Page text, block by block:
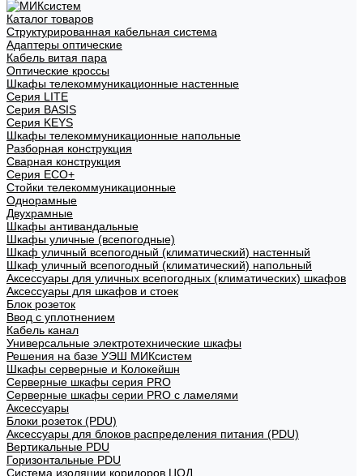
Каталог товаров
Структурированная кабельная система
Адаптеры оптические
Кабель витая пара
Оптические кроссы
Шкафы телекоммуникационные настенные
Cерия LITE
Cерия BASIS
Cерия KEYS
Шкафы телекоммуникационные напольные
Разборная конструкция
Сварная конструкция
Серия ECO+
Стойки телекоммуникационные
Однорамные
Двухрамные
Шкафы антивандальные
Шкафы уличные (всепогодные)
Шкаф уличный всепогодный (климатический) настенный
Шкаф уличный всепогодный (климатический) напольный
Аксессуары для уличных всепогодных (климатических) шкафов
Аксессуары для шкафов и стоек
Блок розеток
Ввод с уплотнением
Кабель канал
Универсальные электротехнические шкафы
Решения на базе УЭШ МИКсистем
Шкафы серверные и Колокейшн
Серверные шкафы серия PRO
Серверные шкафы серии PRO с ламелями
Аксессуары
Блоки розеток (PDU)
Аксессуары для блоков распределения питания (PDU)
Вертикальные PDU
Горизонтальные PDU
Система изоляции коридоров ЦОД